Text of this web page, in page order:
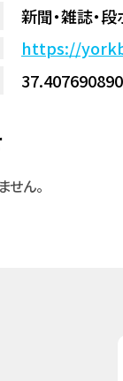
新聞・雑誌・
https://
ん。